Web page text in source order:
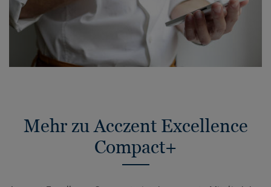
Mehr zu Acczent Excellence
Compact+